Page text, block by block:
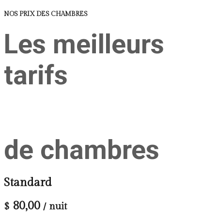
NOS PRIX DES CHAMBRES
Les meilleurs
tarifs
de chambres
Standard
$ 80,00 / nuit